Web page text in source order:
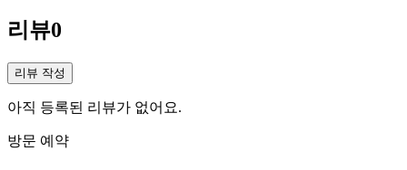
리뷰0
리뷰 작성
아직 등록된 리뷰가 없어요.
방문 예약